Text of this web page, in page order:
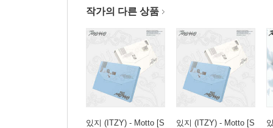
작가의 다른 상품
있지 (ITZY) - Motto [S
있지 (ITZY) - Motto [S